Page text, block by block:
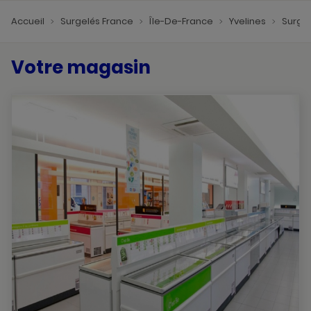
Accueil Surgelés France Île-De-France Yvelines
Votre magasin